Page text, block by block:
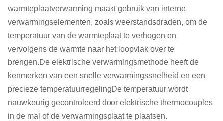
warmteplaatverwarming maakt gebruik van interne
verwarmingselementen, zoals weerstandsdraden, om de
temperatuur van de warmteplaat te verhogen en
vervolgens de warmte naar het loopvlak over te
brengen.De elektrische verwarmingsmethode heeft de
kenmerken van een snelle verwarmingssnelheid en een
precieze temperatuurregelingDe temperatuur wordt
nauwkeurig gecontroleerd door elektrische thermocouples
in de mal of de verwarmingsplaat te plaatsen.